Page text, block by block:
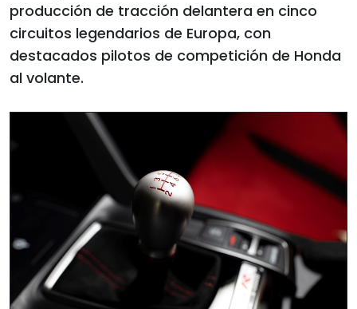
producción de tracción delantera en cinco
circuitos legendarios de Europa, con
destacados pilotos de competición de Honda
al volante.